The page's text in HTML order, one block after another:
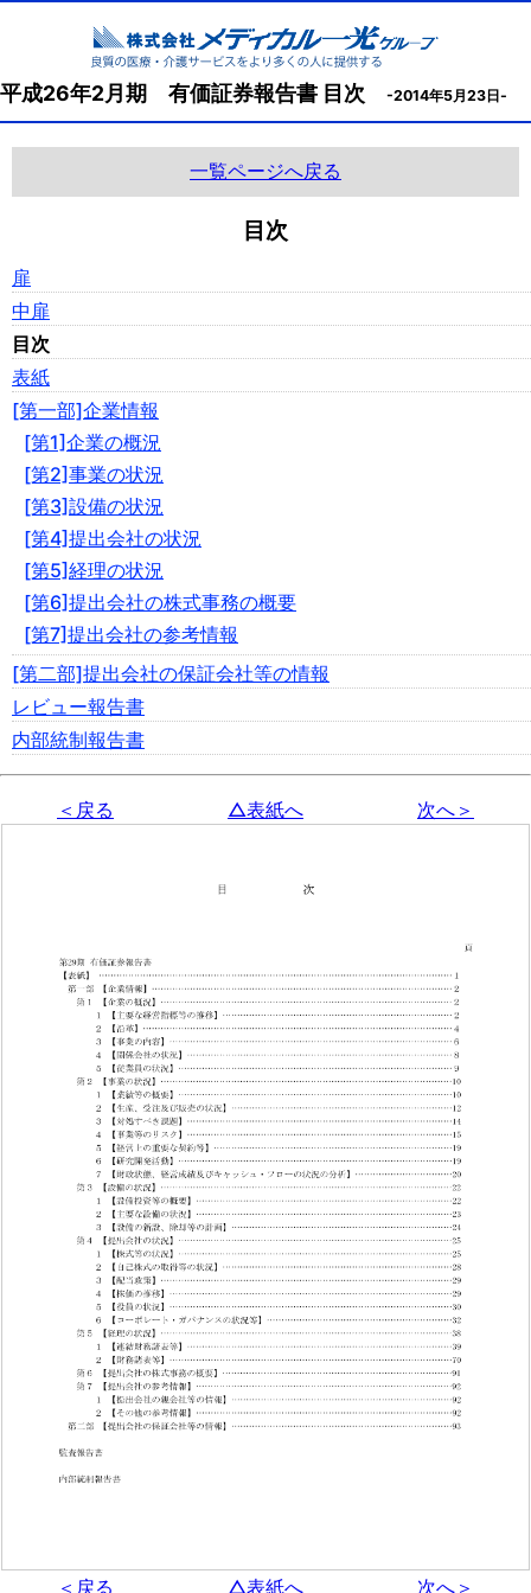
平成26年2月期 有価証券報告書 目次 -2014年5月23日-
一覧ページへ戻る
目次
扉
中扉
目次
表紙
[第一部]企業情報
[第1]企業の概況
[第2]事業の状況
[第3]設備の状況
[第4]提出会社の状況
[第5]経理の状況
[第6]提出会社の株式事務の概要
[第7]提出会社の参考情報
[第二部]提出会社の保証会社等の情報
レビュー報告書
内部統制報告書
＜戻る △表紙へ 次へ＞
＜戻る △表紙へ 次へ＞